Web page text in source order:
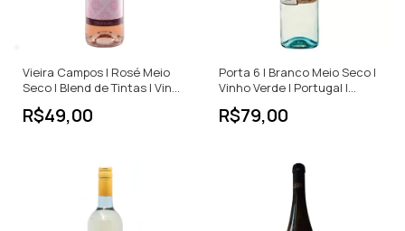
Vieira Campos | Rosé Meio
Seco | Blend de Tintas | Vinho
Verde | Portugal | 750ml
R$49,00
Porta 6 | Branco Meio Seco |
Vinho Verde | Portugal |
750ml
R$79,00